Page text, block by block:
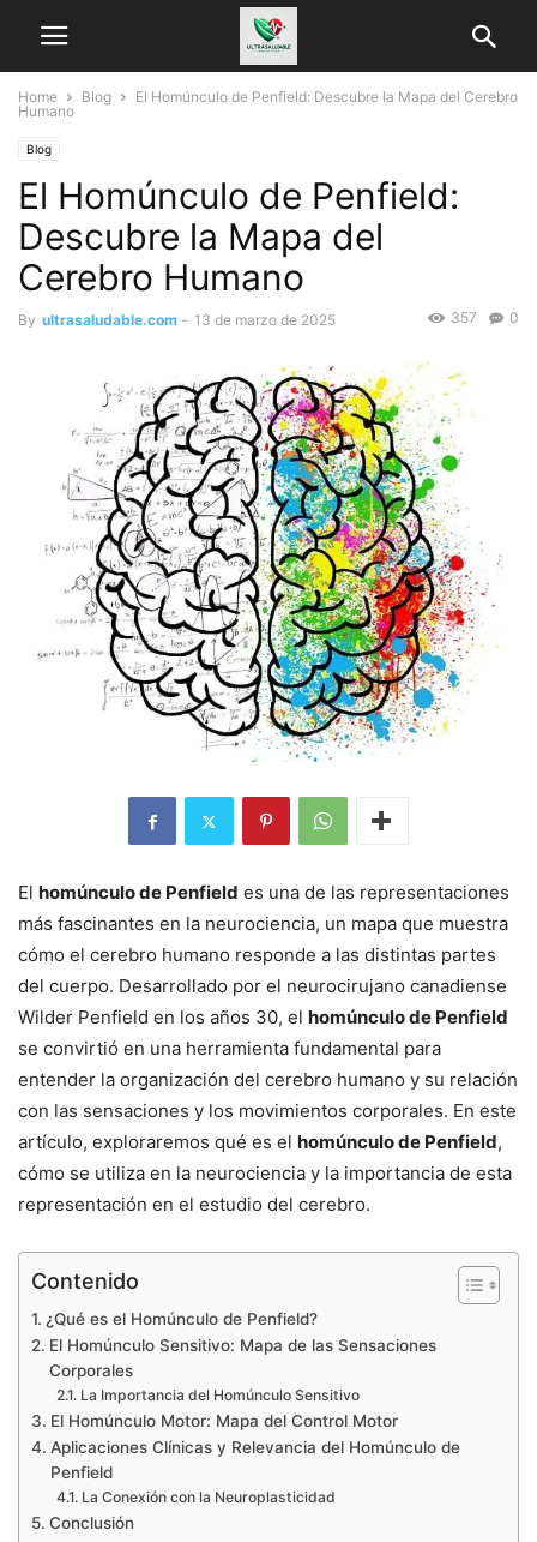
Home Blog
El Homúnculo de Penfield: Descubre la Mapa del Cerebro
Humano
Blog
El Homúnculo de Penfield:
Descubre la Mapa del
Cerebro Humano
By ultrasaludable.com - 13 de marzo de 2025 0
357
El homúnculo de Penfield es una de las representaciones
más fascinantes en la neurociencia, un mapa que muestra
cómo el cerebro humano responde a las distintas partes
del cuerpo. Desarrollado por el neurocirujano canadiense
Wilder Penfield en los años 30, el homúnculo de Penfield
se convirtió en una herramienta fundamental para
entender la organización del cerebro humano y su relación
con las sensaciones y los movimientos corporales. En este
artículo, exploraremos qué es el homúnculo de Penfield,
cómo se utiliza en la neurociencia y la importancia de esta
representación en el estudio del cerebro.
Contenido
¿Qué es el Homúnculo de Penfield?
El Homúnculo Sensitivo: Mapa de las Sensaciones
Corporales
La Importancia del Homúnculo Sensitivo
El Homúnculo Motor: Mapa del Control Motor
Aplicaciones Clínicas y Relevancia del Homúnculo de
Penfield
La Conexión con la Neuroplasticidad
Conclusión